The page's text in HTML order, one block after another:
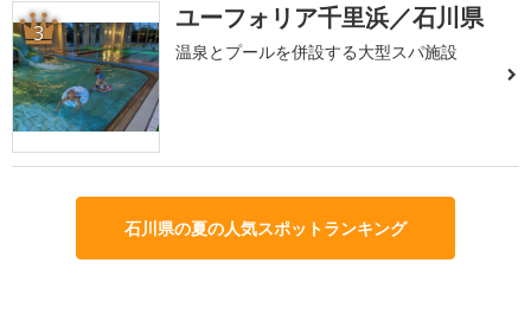
3 ユーフォリア千里浜／石川県
温泉とプールを併設する大型スパ施設
石川県の夏の人気スポットランキング